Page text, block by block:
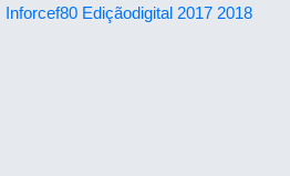
Inforcef80 Ediçãodigital 2017 2018